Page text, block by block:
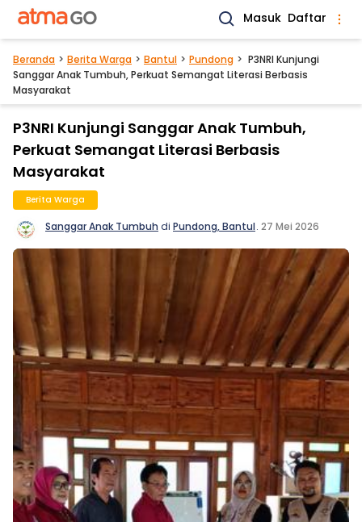
Masuk Daftar
Beranda Berita Warga Bantul Pundong
P3NRI Kunjungi
Sanggar Anak Tumbuh, Perkuat Semangat Literasi Berbasis
Masyarakat
P3NRI Kunjungi Sanggar Anak Tumbuh,
Perkuat Semangat Literasi Berbasis
Masyarakat
Berita Warga
Sanggar Anak Tumbuh di Pundong, Bantul. 27 Mei 2026